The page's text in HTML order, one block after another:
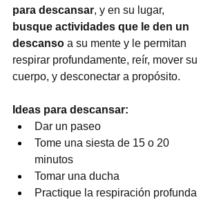
para descansar, y en su lugar,
busque actividades que le den un
descanso a su mente y le permitan
respirar profundamente, reír, mover su
cuerpo, y desconectar a propósito.
Ideas para descansar:
Dar un paseo
Tome una siesta de 15 o 20
minutos
Tomar una ducha
Practique la respiración profunda